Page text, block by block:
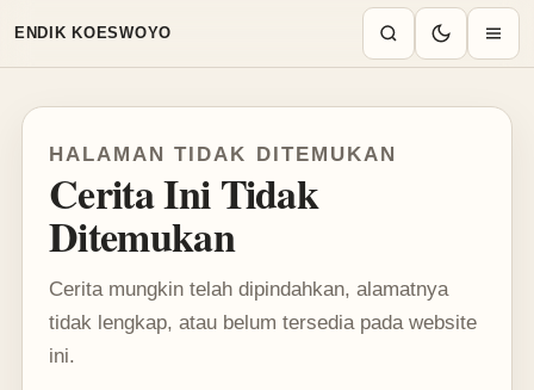
ENDIK KOESWOYO
HALAMAN TIDAK DITEMUKAN
Cerita Ini Tidak
Ditemukan
Cerita mungkin telah dipindahkan, alamatnya
tidak lengkap, atau belum tersedia pada website
ini.